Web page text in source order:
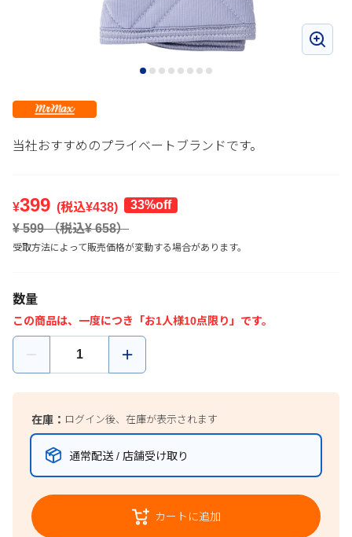
当社おすすめのプライベートブランドです。
¥399 (税込¥438)
33%off
¥ 599（税込¥658）
受取方法によって販売価格が変動する場合があります。
数量
この商品は、一度につき「お1人様10点限り」です。
在庫： ログイン後、在庫が表示されます
通常配送 / 店舗受け取り
カートに追加